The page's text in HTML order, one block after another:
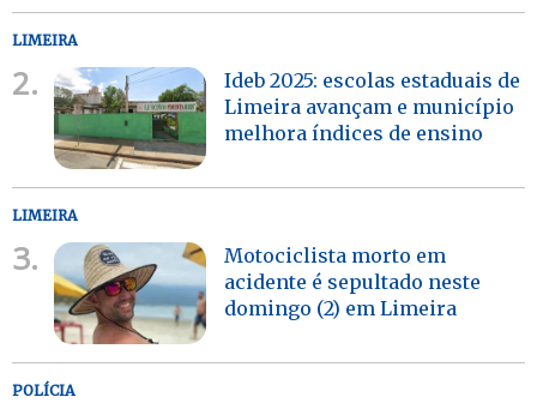
LIMEIRA
2.
Ideb 2025: escolas estaduais de
Limeira avançam e município
melhora índices de ensino
LIMEIRA
3.
Motociclista morto em
acidente é sepultado neste
domingo (2) em Limeira
POLÍCIA